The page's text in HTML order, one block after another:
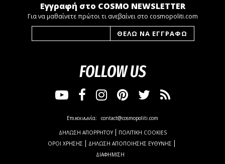
Εγγραφή στο COSMO NEWSLETTER
Για να μαθαίνετε πρώτοι τι ανεβαίνει στο cosmopoliti.com
FOLLOW US
Επικοινωνία: contact@cosmopoliti.com
ΔΗΛΩΣΗ ΑΠΟΡΡΗΤΟΥ
ΠΟΛΙΤΙΚΗ COOKIES
ΟΡΟΙ ΧΡΗΣΗΣ
ΔΗΛΩΣΗ ΑΠΟΠΟΙΗΣΗΣ ΕΥΘΥΝΗΣ
ΔΙΑΦΗΜΙΣΗ